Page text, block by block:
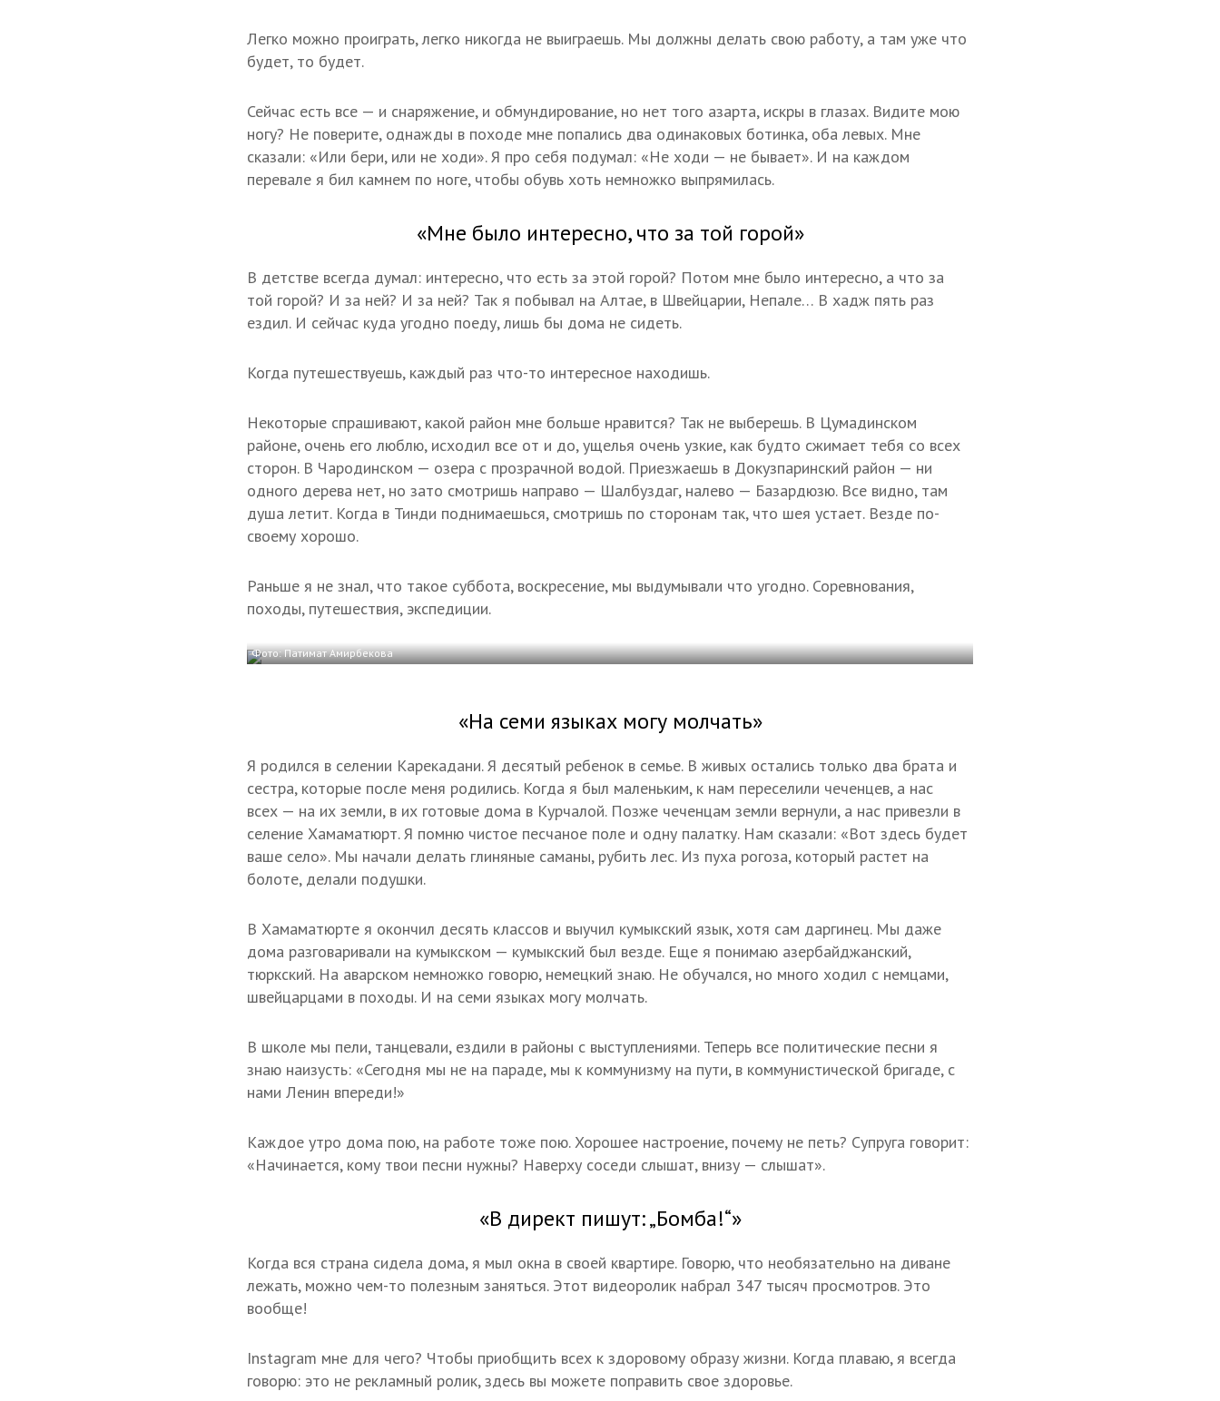
Легко можно проиграть, легко никогда не выиграешь. Мы должны делать свою работу, а там уже что
будет, то будет.
Сейчас есть все — и снаряжение, и обмундирование, но нет того азарта, искры в глазах. Видите мою
ногу? Не поверите, однажды в походе мне попались два одинаковых ботинка, оба левых. Мне
сказали: «Или бери, или не ходи». Я про себя подумал: «Не ходи — не бывает». И на каждом
перевале я бил камнем по ноге, чтобы обувь хоть немножко выпрямилась.
«Мне было интересно, что за той горой»
В детстве всегда думал: интересно, что есть за этой горой? Потом мне было интересно, а что за
той горой? И за ней? И за ней? Так я побывал на Алтае, в Швейцарии, Непале… В хадж пять раз
ездил. И сейчас куда угодно поеду, лишь бы дома не сидеть.
Когда путешествуешь, каждый раз что-то интересное находишь.
Некоторые спрашивают, какой район мне больше нравится? Так не выберешь. В Цумадинском
районе, очень его люблю, исходил все от и до, ущелья очень узкие, как будто сжимает тебя со всех
сторон. В Чародинском — озера с прозрачной водой. Приезжаешь в Докузпаринский район — ни
одного дерева нет, но зато смотришь направо — Шалбуздаг, налево — Базардюзю. Все видно, там
душа летит. Когда в Тинди поднимаешься, смотришь по сторонам так, что шея устает. Везде по-
своему хорошо.
Раньше я не знал, что такое суббота, воскресение, мы выдумывали что угодно. Соревнования,
походы, путешествия, экспедиции.
Фото: Патимат Амирбекова
«На семи языках могу молчать»
Я родился в селении Карекадани. Я десятый ребенок в семье. В живых остались только два брата и
сестра, которые после меня родились. Когда я был маленьким, к нам переселили чеченцев, а нас
всех — на их земли, в их готовые дома в Курчалой. Позже чеченцам земли вернули, а нас привезли в
селение Хамаматюрт. Я помню чистое песчаное поле и одну палатку. Нам сказали: «Вот здесь будет
ваше село». Мы начали делать глиняные саманы, рубить лес. Из пуха рогоза, который растет на
болоте, делали подушки.
В Хамаматюрте я окончил десять классов и выучил кумыкский язык, хотя сам даргинец. Мы даже
дома разговаривали на кумыкском — кумыкский был везде. Еще я понимаю азербайджанский,
тюркский. На аварском немножко говорю, немецкий знаю. Не обучался, но много ходил с немцами,
швейцарцами в походы. И на семи языках могу молчать.
В школе мы пели, танцевали, ездили в районы с выступлениями. Теперь все политические песни я
знаю наизусть: «Сегодня мы не на параде, мы к коммунизму на пути, в коммунистической бригаде, с
нами Ленин впереди!»
Каждое утро дома пою, на работе тоже пою. Хорошее настроение, почему не петь? Супруга говорит:
«Начинается, кому твои песни нужны? Наверху соседи слышат, внизу — слышат».
«В директ пишут: „Бомба!“»
Когда вся страна сидела дома, я мыл окна в своей квартире. Говорю, что необязательно на диване
лежать, можно чем-то полезным заняться. Этот видеоролик набрал 347 тысяч просмотров. Это
вообще!
Instagram мне для чего? Чтобы приобщить всех к здоровому образу жизни. Когда плаваю, я всегда
говорю: это не рекламный ролик, здесь вы можете поправить свое здоровье.